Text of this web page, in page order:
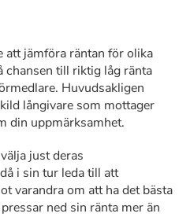
att jämföra räntan för olika
chansen till riktig låg ränta
Huvudsakligen
långivare som mottager
din uppmärksamhet.
just deras
i sin tur leda till att
varandra om att ha det bästa
ned sin ränta mer än